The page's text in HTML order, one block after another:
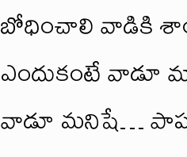
బోధించాలి వాడికి
ఎందుకంటే వాడూ
వాడూ మనిషే…